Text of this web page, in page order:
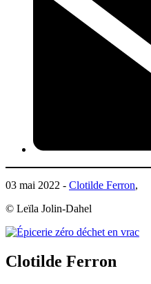
03 mai 2022 - Clotilde Ferron,
© Leïla Jolin-Dahel
Clotilde Ferron